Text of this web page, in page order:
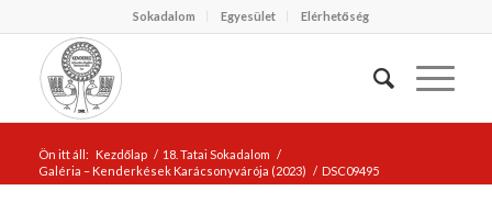
Sokadalom Egyesület Elérhetőség
Ön itt áll: Kezdőlap / 18. Tatai Sokadalom /
Galéria – Kenderkések Karácsonyvárója (2023) / DSC09495